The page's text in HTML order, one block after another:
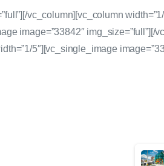
vc_column][vc_column width=”1/
image=”33842″ img_size=”full”][/
5″][vc_single_image